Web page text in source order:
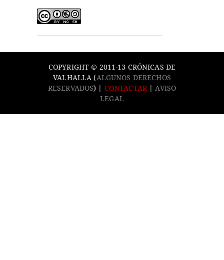
COPYRIGHT © 2011-13 CRÓNICAS DE
VALHALLA (ALGUNOS DERECHOS
RESERVADOS) | CONTACTAR
AVISO
LEGAL